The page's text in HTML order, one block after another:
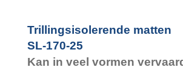
Trillingsisolerende matten
SL-170-25
Kan in veel vormen